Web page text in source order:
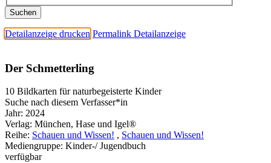
Detailanzeige drucken Permalink Detailanzeige
Der Schmetterling
10 Bildkarten für naturbegeisterte Kinder
Suche nach diesem Verfasser*in
Jahr: 2024
Verlag: München, Hase und Igel®
Reihe: Schauen und Wissen! , Schauen und Wissen!
Mediengruppe: Kinder-/ Jugendbuch
verfügbar